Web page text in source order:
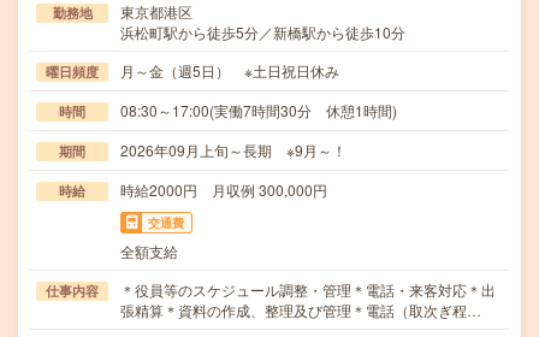
勤務地
東京都港区
浜松町駅から徒歩5分／新橋駅から徒歩10分
曜日頻度 月～金（週5日） ※土日祝日休み
時間 08:30～17:00(実働7時間30分 休憩1時間)
期間 2026年09月上旬～長期 ※9月～！
時給 時給2000円 月収例 300,000円
交通費
全額支給
仕事内容
＊役員等のスケジュール調整・管理＊電話・来客対応＊出
張精算＊資料の作成、整理及び管理＊電話（取次ぎ程…